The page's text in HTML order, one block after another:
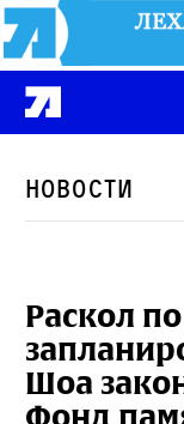
Новости
Раскол
Шоа